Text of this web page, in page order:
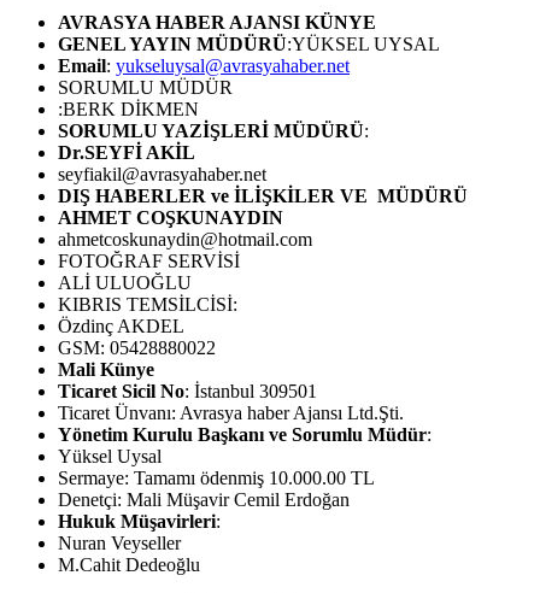
AVRASYA HABER AJANSI KÜNYE
GENEL YAYIN MÜDÜRÜ:YÜKSEL UYSAL
Email: yukseluysal@avrasyahaber.net
SORUMLU MÜDÜR
:BERK DİKMEN
SORUMLU YAZİŞLERİ MÜDÜRÜ:
Dr.SEYFİ AKİL
seyfiakil@avrasyahaber.net
DIŞ HABERLER ve İLİŞKİLER VE MÜDÜRÜ
AHMET COŞKUNAYDIN
ahmetcoskunaydin@hotmail.com
FOTOĞRAF SERVİSİ
ALİ ULUOĞLU
KIBRIS TEMSİLCİSİ:
Özdinç AKDEL
GSM: 05428880022
Mali Künye
Ticaret Sicil No: İstanbul 309501
Ticaret Ünvanı: Avrasya haber Ajansı Ltd.Şti.
Yönetim Kurulu Başkanı ve Sorumlu Müdür:
Yüksel Uysal
Sermaye: Tamamı ödenmiş 10.000.00 TL
Denetçi: Mali Müşavir Cemil Erdoğan
Hukuk Müşavirleri:
Nuran Veyseller
M.Cahit Dedeoğlu